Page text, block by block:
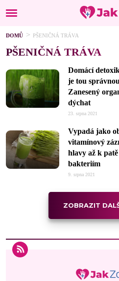
DOMŮ PŠENIČNÁ TRÁVA
PŠENIČNÁ TRÁVA
Domácí
je tou
Zanesený
dýchat
23. srpna 2021
Vypadá jako
vitamínový
hlavy až k
bakteriím
9. srpna 2021
ZOBRAZIT